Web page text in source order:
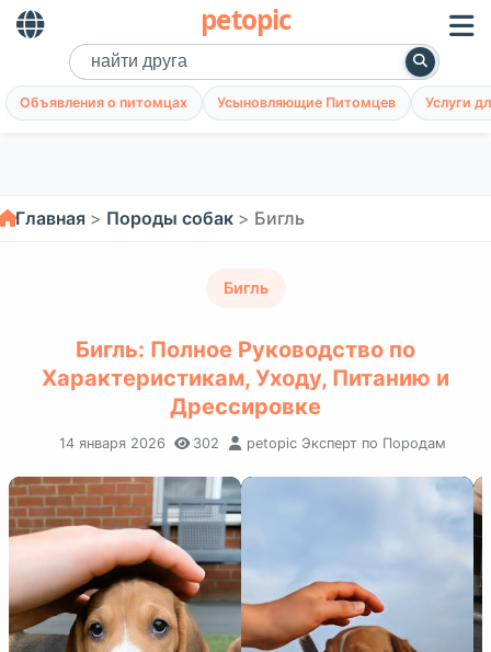
petopic
Объявления о питомцах Усыновляющие Питомцев Услуги
Главная Породы собак Бигль
Бигль
Бигль: Полное Руководство по
Характеристикам, Уходу, Питанию и
Дрессировке
14 января 2026 302 petopic Эксперт по Породам